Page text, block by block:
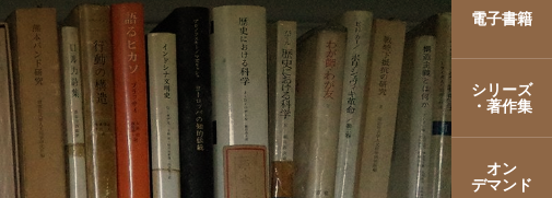
電子書籍
シリーズ
・著作集
オン
デマンド